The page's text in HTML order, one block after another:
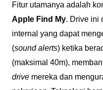
Fitur utamanya adalah
Apple Find My. Drive ini
internal yang dapat
(sound alerts) ketika
(maksimal 40m),
drivemereka dan